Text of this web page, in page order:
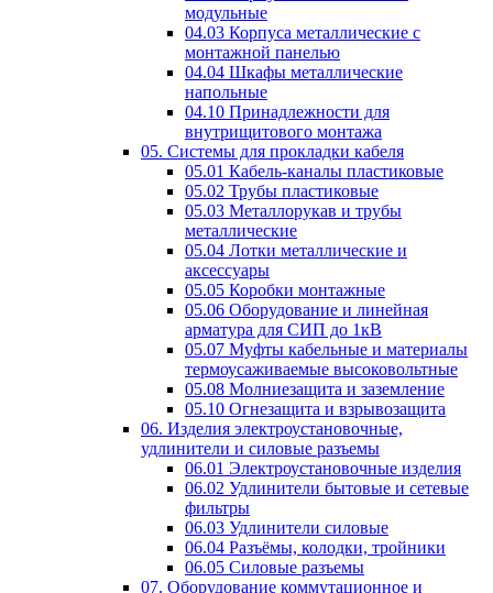
модульные
04.03 Корпуса металлические с
монтажной панелью
04.04 Шкафы металлические
напольные
04.10 Принадлежности для
внутрищитового монтажа
05. Системы для прокладки кабеля
05.01 Кабель-каналы пластиковые
05.02 Трубы пластиковые
05.03 Металлорукав и трубы
металлические
05.04 Лотки металлические и
аксессуары
05.05 Коробки монтажные
05.06 Оборудование и линейная
арматура для СИП до 1кВ
05.07 Муфты кабельные и материалы
термоусаживаемые высоковольтные
05.08 Молниезащита и заземление
05.10 Огнезащита и взрывозащита
06. Изделия электроустановочные,
удлинители и силовые разъемы
06.01 Электроустановочные изделия
06.02 Удлинители бытовые и сетевые
фильтры
06.03 Удлинители силовые
06.04 Разъёмы, колодки, тройники
06.05 Силовые разъемы
07. Оборудование коммутационное и